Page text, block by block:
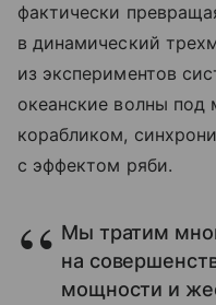
фактически
в динамический
из экспериментов
океанские волны
корабликом,
с эффектом ряби.
Мы тратим
на
мощности и